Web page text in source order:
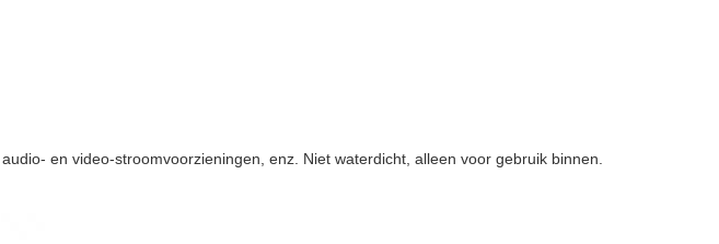
en video-stroomvoorzieningen, enz. Niet waterdicht, alleen voor gebruik binnen.